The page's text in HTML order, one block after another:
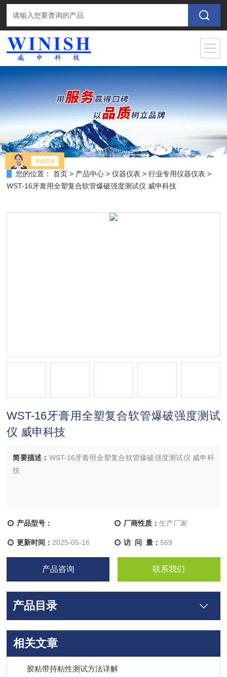
您的位置： 首页 > 产品中心 >仪器仪表 >行业专用仪器仪表 >
WST-16牙膏用全塑复合软管爆破强度测试仪 威申科技
WST-16牙膏用全塑复合软管爆破强度测试
仪 威申科技
简要描述： WST-16牙膏用全塑复合软管爆破强度测试仪 威申科
技
产品型号： 厂商性质： 生产厂家
更新时间： 2025-05-16 访 问 量： 569
产品咨询 联系我们
产品目录
相关文章
胶粘带持粘性测试方法详解